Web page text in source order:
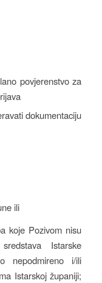
povjerenstvo za
dokumentaciju
ili
koje Pozivom nisu
Istarske
nepodmireno i/ili
Istarskoj županiji;